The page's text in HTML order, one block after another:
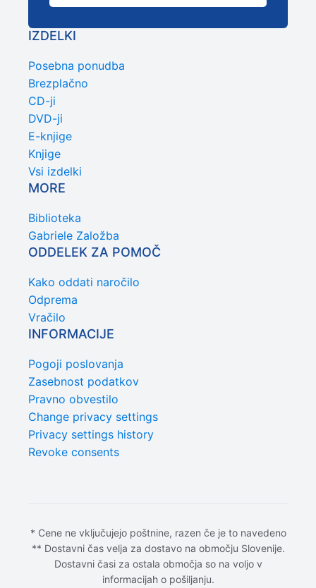
IZDELKI
Posebna ponudba
Brezplačno
CD-ji
DVD-ji
E-knjige
Knjige
Vsi izdelki
MORE
Biblioteka
Gabriele Založba
ODDELEK ZA POMOČ
Kako oddati naročilo
Odprema
Vračilo
INFORMACIJE
Pogoji poslovanja
Zasebnost podatkov
Pravno obvestilo
Change privacy settings
Privacy settings history
Revoke consents
* Cene ne vključujejo poštnine, razen če je to navedeno
** Dostavni čas velja za dostavo na območju Slovenije.
Dostavni časi za ostala območja so na voljo v
informacijah o pošiljanju.